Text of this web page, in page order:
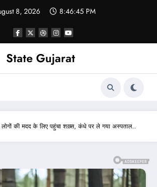
8, 2026 8:46:48 PM
State Gujarat
लोगों की मदद के लिए पहुंचा शख़्स, कंधे पर ले गया अस्पताल..